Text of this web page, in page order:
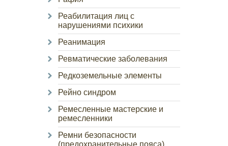
Реабилитация лиц с
нарушениями психики
Реанимация
Ревматические заболевания
Редкоземельные элементы
Рейно синдром
Ремесленные мастерские и
ремесленники
Ремни безопасности
(предохранительные пояса)